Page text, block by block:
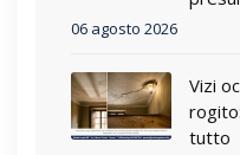
06 agosto 2026
Vizi
tutto